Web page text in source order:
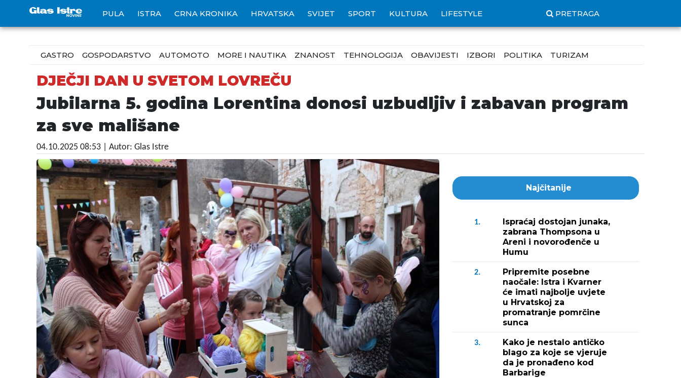
PULA ISTRA CRNA KRONIKA HRVATSKA SVIJET SPORT KULTURA LIFESTYLE PRETRAGA
GASTRO GOSPODARSTVO AUTOMOTO MORE I NAUTIKA ZNANOST TEHNOLOGIJA OBAVIJESTI IZBORI POLITIKA TURIZAM
DJEČJI DAN U SVETOM LOVREČU
Jubilarna 5. godina Lorentina donosi uzbudljiv i zabavan program
za sve mališane
04.10.2025 08:53 | Autor: Glas Istre
Najčitanije
1.
Ispraćaj dostojan junaka,
zabrana Thompsona u
Areni i novorođenče u
Humu
2.
Pripremite posebne
naočale: Istra i Kvarner
će imati najbolje uvjete
u Hrvatskoj za
promatranje pomrčine
sunca
3.
Kako je nestalo antičko
blago za koje se vjeruje
da je pronađeno kod
Barbarige